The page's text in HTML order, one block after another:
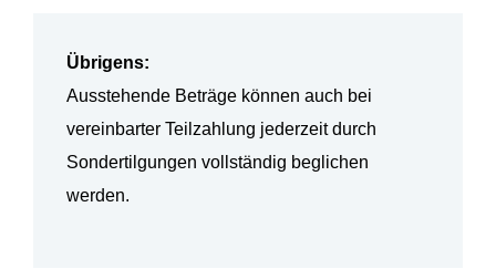
Übrigens:
Ausstehende Beträge können auch bei
vereinbarter Teilzahlung jederzeit durch
Sondertilgungen vollständig beglichen
werden.